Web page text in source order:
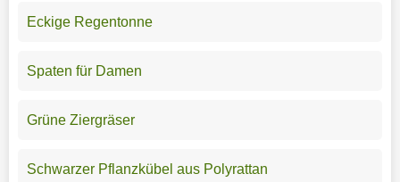
Eckige Regentonne
Spaten für Damen
Grüne Ziergräser
Schwarzer Pflanzkübel aus Polyrattan